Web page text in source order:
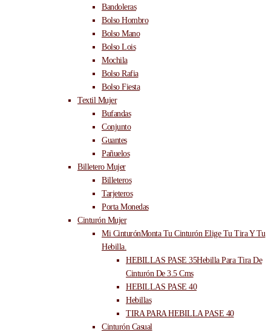
Bandoleras
Bolso Hombro
Bolso Mano
Bolso Lois
Mochila
Bolso Rafia
Bolso Fiesta
Textil Mujer
Bufandas
Conjunto
Guantes
Pañuelos
Billetero Mujer
Billeteros
Tarjeteros
Porta Monedas
Cinturón Mujer
Mi CinturónMonta Tu Cinturón Elige Tu Tira Y Tu
Hebilla.
HEBILLAS PASE 35Hebilla Para Tira De
Cinturón De 3.5 Cms
HEBILLAS PASE 40
Hebillas
TIRA PARA HEBILLA PASE 40
Cinturón Casual